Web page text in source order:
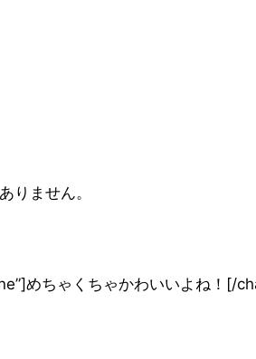
りません。
めちゃくちゃかわいいよね！[/